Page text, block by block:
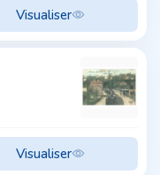
Visualiser
Visualiser